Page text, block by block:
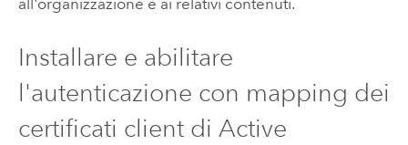
Installare e abilitare
l'autenticazione con mapping dei
certificati client di Active